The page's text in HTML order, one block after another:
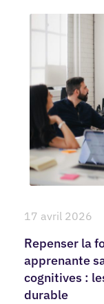
17 avril 2026
Repenser la
apprenante
cognitives :
durable